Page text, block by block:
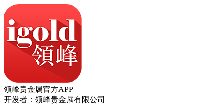
领峰贵金属官方APP
开发者：领峰贵金属有限公司